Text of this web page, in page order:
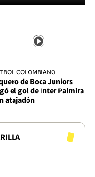
COLOMBIANO
de Boca Juniors
el gol de Inter Palmira
atajadón